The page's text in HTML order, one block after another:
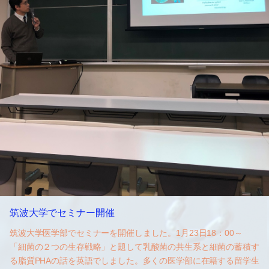
筑波大学でセミナー開催
筑波大学医学部でセミナーを開催しました。1月23日18：00～
「細菌の２つの生存戦略」と題して乳酸菌の共生系と細菌の蓄積す
る脂質PHAの話を英語でしました。多くの医学部に在籍する留学生